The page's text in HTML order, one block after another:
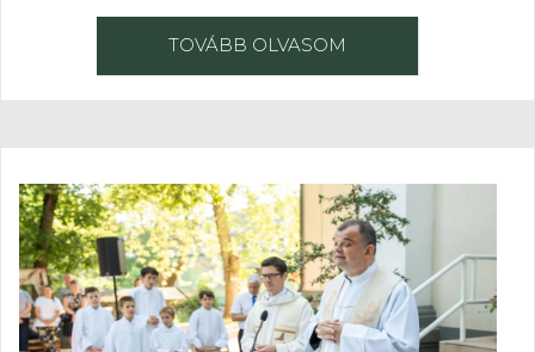
TOVÁBB OLVASOM